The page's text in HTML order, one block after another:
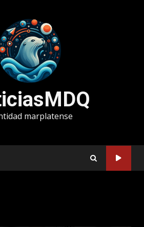
marplatense